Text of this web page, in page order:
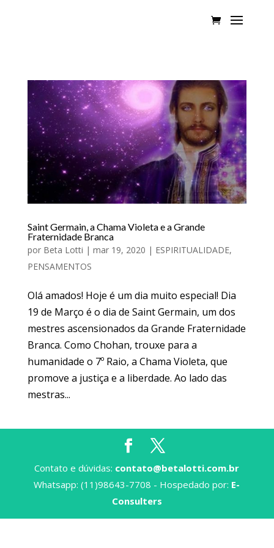
Saint Germain, a Chama Violeta e a Grande
Fraternidade Branca
por Beta Lotti | mar 19, 2020 | ESPIRITUALIDADE,
PENSAMENTOS
Olá amados! Hoje é um dia muito especial! Dia
19 de Março é o dia de Saint Germain, um dos
mestres ascensionados da Grande Fraternidade
Branca. Como Chohan, trouxe para a
humanidade o 7º Raio, a Chama Violeta, que
promove a justiça e a liberdade. Ao lado das
mestras...
Contato e dúvidas: contato@betalotti.com.br
Whatsapp: (11)98643-7708 - Hospedado por: E-
Consulters